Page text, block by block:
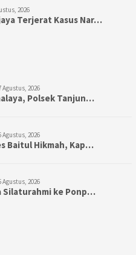
2026
Terjerat Kasus Nar…
Agustus, 2026
Polsek Tanjun…
Agustus, 2026
Baitul Hikmah, Kap…
Agustus, 2026
Silaturahmi ke Ponp…